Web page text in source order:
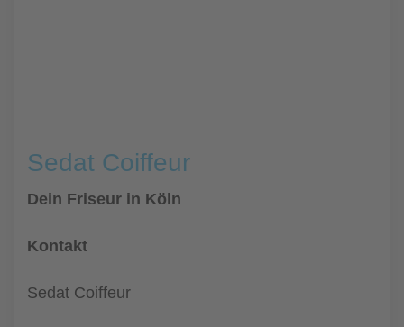
Sedat Coiffeur
Dein Friseur in Köln
Kontakt
Sedat Coiffeur